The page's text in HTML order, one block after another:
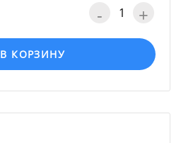
- +
В КОРЗИНУ